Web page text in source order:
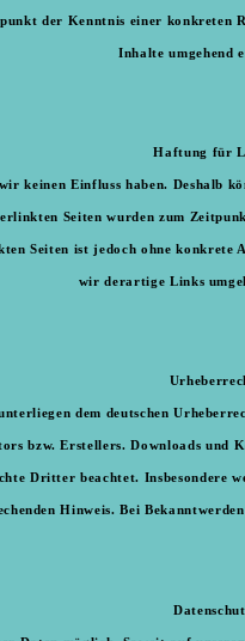
der Kenntnis einer konkreten
Inhalte umgehend
Haftung für
keinen Einfluss haben. Deshalb
Seiten wurden zum
Seiten ist jedoch ohne konkrete
wir derartige Links
dem deutschen
bzw. Erstellers. Downloads
Dritter beachtet. Insbesondere
Hinweis. Bei